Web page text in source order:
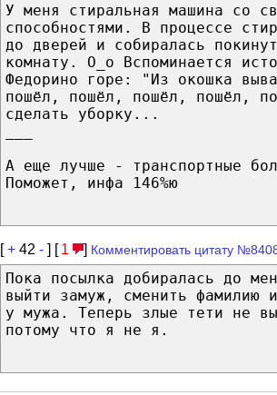
У меня стиральная машина со
способностями. В процессе
до дверей и собиралась
комнату. О_о Вспоминается
Федорино горе: "Из окошка
пошёл, пошёл, пошёл, пошёл,
сделать уборку...
А еще лучше - транспортные
Поможет, инфа 146%ю
[+ 42 - ] [ 1 ] Комментировать цитату
Пока посылка добиралась до
выйти замуж, сменить фамилию
у мужа. Теперь злые тети не
потому что я не я.